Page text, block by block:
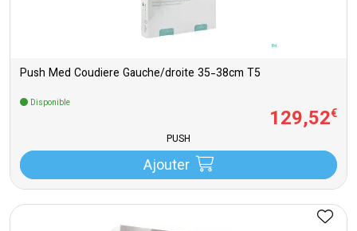
Push Med Coudiere Gauche/droite 35-38cm T5
Disponible
129,52€
PUSH
Ajouter